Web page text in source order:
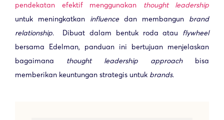
pendekatan efektif menggunakan thought leadership
untuk meningkatkan influence dan membangun brand
relationship. Dibuat dalam bentuk roda atau flywheel
bersama Edelman, panduan ini bertujuan menjelaskan
bagaimana thought leadership approachbisa
memberikan keuntungan strategis untuk brands.